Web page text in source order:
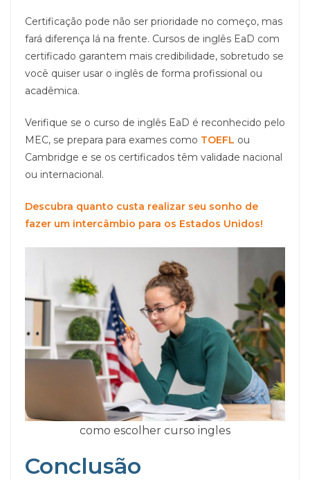
Certificação pode não ser prioridade no começo, mas
fará diferença lá na frente. Cursos de inglês EaD com
certificado garantem mais credibilidade, sobretudo se
você quiser usar o inglês de forma profissional ou
acadêmica.
Verifique se o curso de inglês EaD é reconhecido pelo
MEC, se prepara para exames como TOEFL ou
Cambridge e se os certificados têm validade nacional
ou internacional.
Descubra quanto custa realizar seu sonho de
fazer um intercâmbio para os Estados Unidos!
como escolher curso ingles
Conclusão